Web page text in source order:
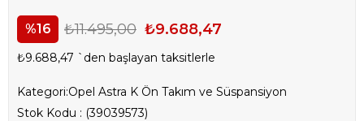
16 ₺11.495,00 ₺9.688,47
₺9.688,47 `den başlayan taksitlerle
Kategori:Opel Astra K Ön Takım ve Süspansiyon
Stok Kodu
(39039573)